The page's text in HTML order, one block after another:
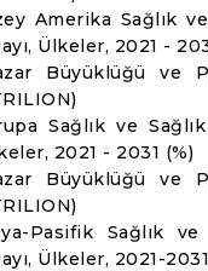
Amerika Sağlık ve
Ülkeler, 2021 -
Büyüklüğü ve
Sağlık ve
2021 - 2031 (%)
Büyüklüğü ve
Pasifik Sağlık ve
Ülkeler, 2021-